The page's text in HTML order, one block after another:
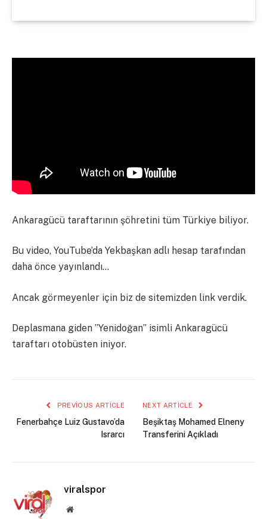
Ankaragücü taraftarının şöhretini tüm Türkiye biliyor.
Bu video, YouTube’da Yekbaşkan adlı hesap tarafından
daha önce yayınlandı…
Ancak görmeyenler için biz de sitemizden link verdik.
Deplasmana giden ”Yenidoğan” isimli Ankaragücü
taraftarı otobüsten iniyor.
PREVIOUS ARTICLE
Fenerbahçe Luiz Gustavo’da
Israrcı
NEXT ARTICLE
Beşiktaş Mohamed Elneny
Transferini Açıkladı
viralspor
Website